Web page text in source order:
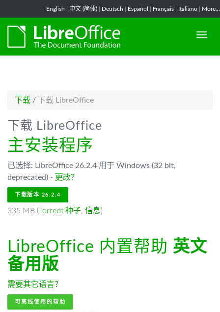
English 中文 (简体) Deutsch Español Français Italiano More...
下载 / 下载 LibreOffice
下载 LibreOffice
主安装程序
已选择: LibreOffice 26.2.4 用于 Windows (32 bit,
deprecated) - 更改？
下载版本 26.2.4
335 MB (Torrent 种子, 信息)
LibreOffice 内置帮助 英文
备用版
需要其它语言？
可离线使用的帮助